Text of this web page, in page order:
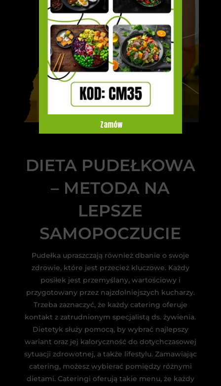
DIETA PUDEŁKOWA
– METODA NA
LEPSZE
SAMOPOCZUCIE
Pudełka upraszczają również dbanie o swoje
zdrowie, które jest przecież kluczowe. Każdy
posiłek jest przemyślany, wartościowy i
przygotowany przez najzdolniejszych kucharzy.
Trzeba zaznaczyć, że każdy catering oferuje
kontakt z zatrudnionym specjalistą ds. żywienia.
Dietetyk służy pomocą, by wybrać najlepszy
wariant oraz jej kaloryczność do dotychczasowej
sytuacji zdrowotnej, a także lifestylu. Zamawiając
catering, możesz wybierać pomiędzy różnymi
dietami. Cateringi oferują takie menu, że każdy
Zamów